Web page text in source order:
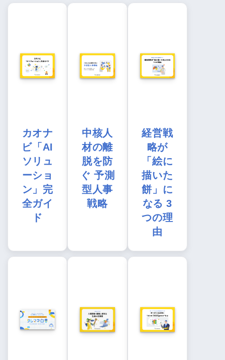
カオナ
ビ「AI
ソリュ
ーショ
ン」完
全ガイ
ド
中核人
材の離
脱を防
ぐ 予測
型人事
戦略
経営戦
略が
「絵に
描いた
餅」に
なる 3
つの理
由